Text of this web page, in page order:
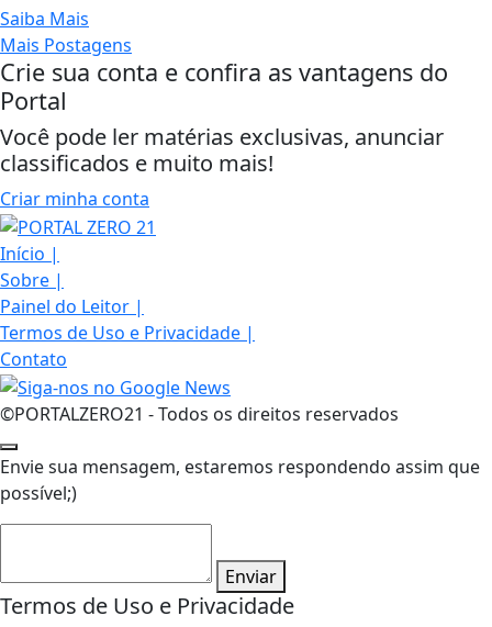
Saiba Mais
Mais Postagens
Crie sua conta e confira as vantagens do
Portal
Você pode ler matérias exclusivas, anunciar
classificados e muito mais!
Criar minha conta
Início |
Sobre |
Painel do Leitor |
Termos de Uso e Privacidade |
Contato
©PORTALZERO21 - Todos os direitos reservados
Envie sua mensagem, estaremos respondendo assim que
possível;)
Enviar
Termos de Uso e Privacidade